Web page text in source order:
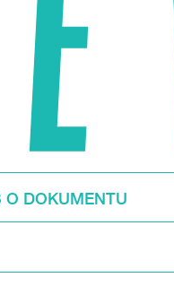
O DOKUMENTU